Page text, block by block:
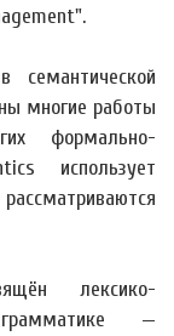
семантической
многие работы
формально-
использует
лексико-
грамматике —